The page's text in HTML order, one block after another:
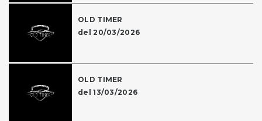
OLD TIMER
del 20/03/2026
OLD TIMER
del 13/03/2026